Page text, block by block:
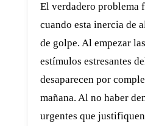
El verdadero problema
cuando esta inercia de
de golpe. Al empezar
estímulos estresantes
desaparecen por
mañana. Al no haber
urgentes que